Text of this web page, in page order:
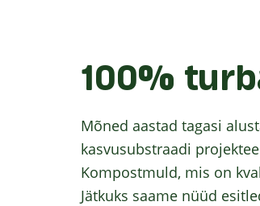
100%
Mõned aastad tagasi
kasvusubstraadi
Kompostmuld, mis on
Jätkuks saame nüüd